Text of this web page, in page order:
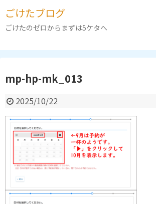
ごけたブログ
ごけたのゼロからまずは5ケタへ
mp-hp-mk_013
2025/10/22